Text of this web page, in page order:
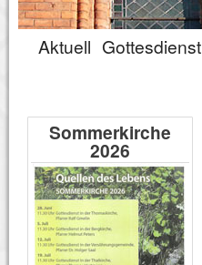
Aktuell Gottesdienst
Sommerkirche
2026